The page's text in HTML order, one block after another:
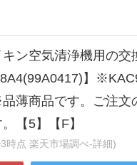
ン空気清浄機用の
】
薄商品です。ご注文
【5】【F】
時点 楽天市場調べ-詳細)